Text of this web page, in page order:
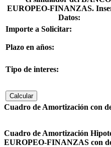
EUROPEO-FINANZAS.
Datos:
Importe a Solicitar:
Plazo en años:
Tipo de interes:
Cuadro de Amortización con
Cuadro de Amortización
EUROPEO-FINANZAS con